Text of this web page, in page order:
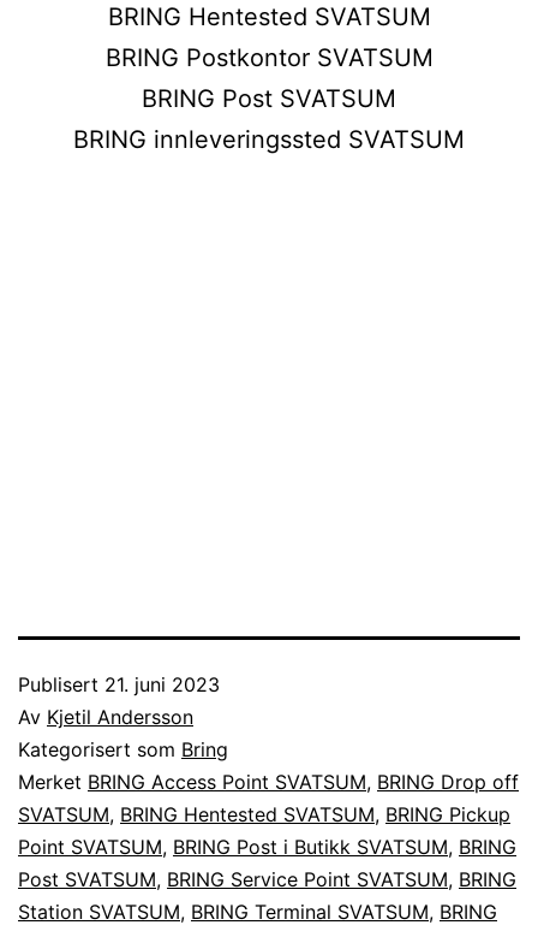
BRING Hentested SVATSUM
BRING Postkontor SVATSUM
BRING Post SVATSUM
BRING innleveringssted SVATSUM
Publisert 21. juni 2023
Av Kjetil Andersson
Kategorisert som Bring
Merket BRING Access Point SVATSUM, BRING Drop off
SVATSUM, BRING Hentested SVATSUM, BRING Pickup
Point SVATSUM, BRING Post i Butikk SVATSUM, BRING
Post SVATSUM, BRING Service Point SVATSUM, BRING
Station SVATSUM, BRING Terminal SVATSUM, BRING